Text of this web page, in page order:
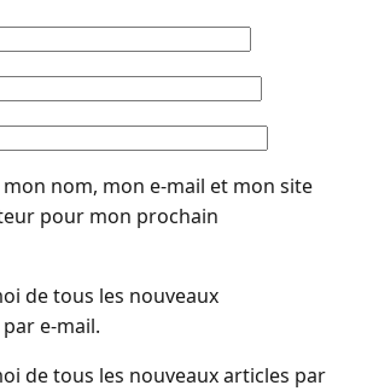
nom, mon e-mail et mon site
pour mon prochain
de tous les nouveaux
e-mail.
de tous les nouveaux articles par